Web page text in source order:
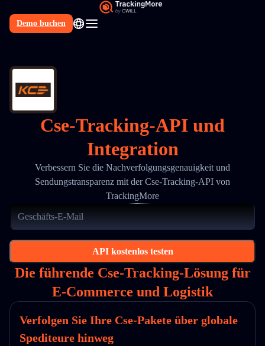
Demo buchen
Cse-Tracking-API und
Integration
Verbessern Sie die Nachverfolgungsgenauigkeit und
Sendungstransparenz mit der Cse-Tracking-API von
TrackingMore
API kostenlos testen
Die führende Cse-Tracking-Lösung für
E-Commerce und Logistik
Verfolgen Sie Ihre Cse-Pakete über globale
Spediteure hinweg